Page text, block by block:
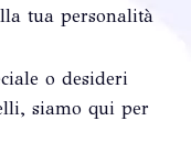
tua personalità
o desideri
siamo qui per